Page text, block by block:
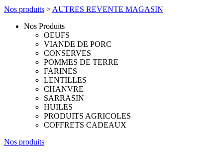
Nos produits > AUTRES REVENTE MAGASIN
Nos Produits
OEUFS
VIANDE DE PORC
CONSERVES
POMMES DE TERRE
FARINES
LENTILLES
CHANVRE
SARRASIN
HUILES
PRODUITS AGRICOLES
COFFRETS CADEAUX
Nos produits